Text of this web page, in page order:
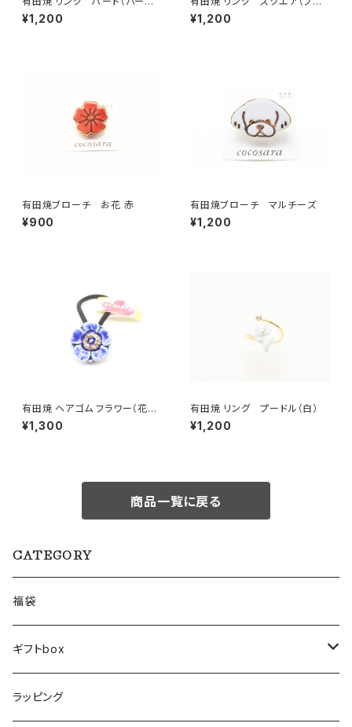
ル）
¥1,200
ー）
¥1,200
有田焼ブローチ お花 赤
¥900
有田焼ブローチ マルチーズ
¥1,200
有田焼 ヘアゴム フラワー（花芯
金彩） ブルー
¥1,300
有田焼 リング プードル（白）
¥1,200
商品一覧に戻る
CATEGORY
福袋
ギフトbox
Lサイズ
ラッピング